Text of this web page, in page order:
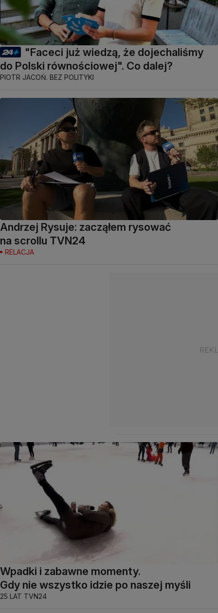
"Faceci już wiedzą, że dojechaliśmy
do Polski równościowej". Co dalej?
PIOTR JACOŃ. BEZ POLITYKI
Andrzej Rysuje: zacząłem rysować
na scrollu TVN24
RELACJA
Wpadki i zabawne momenty.
Gdy nie wszystko idzie po naszej myśli
25 LAT TVN24